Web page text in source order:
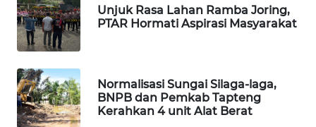
Unjuk Rasa Lahan Ramba Joring,
PTAR Hormati Aspirasi Masyarakat
Normalisasi Sungai Silaga-laga,
BNPB dan Pemkab Tapteng
Kerahkan 4 unit Alat Berat
PORTAL
KONSUMEN
FORWAMKI
ALPERKLINAS